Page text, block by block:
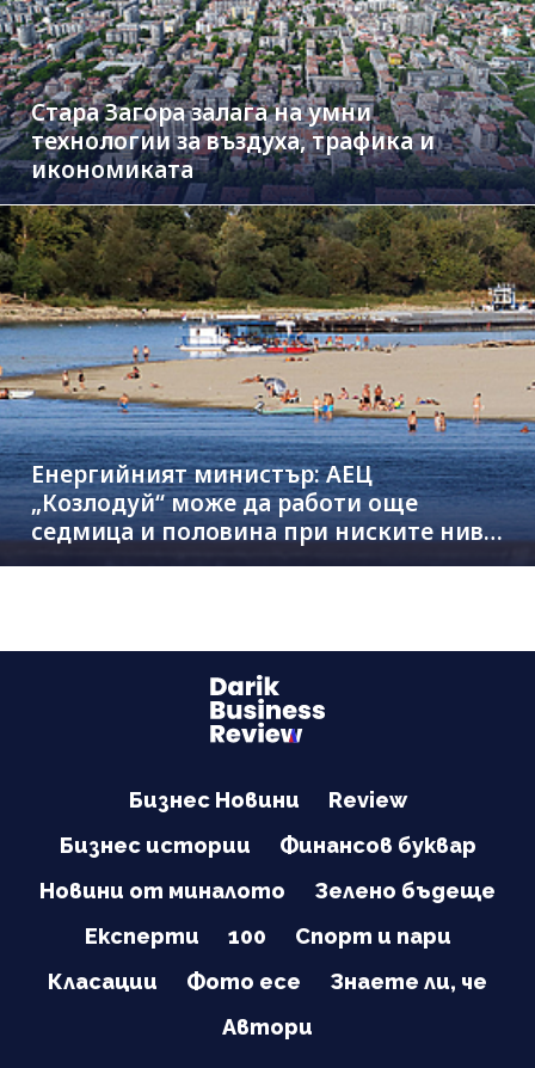
Стара Загора залага на умни
технологии за въздуха, трафика и
икономиката
Енергийният министър: АЕЦ
„Козлодуй“ може да работи още
седмица и половина при ниските нива
на Дунав
Бизнес Новини
Review
Бизнес истории
Финансов буквар
Новини от миналото
Зелено бъдеще
Експерти
100
Спорт и пари
Класации
Фото есе
Знаете ли, че
Автори